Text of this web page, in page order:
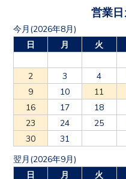
営業日
今月(2026年8月)
日
月 火
2
3 4
9
10 11
16
17 18
23
24 25
30
31
翌月(2026年9月)
日
月 火